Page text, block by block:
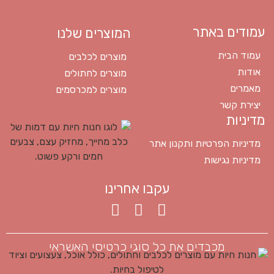
עמודים באתר
עמוד הבית
אודות
מאמרים
יצירת קשר
המוצרים שלנו
מוצרים לכלבים
מוצרים לחתולים
מוצרים למכרסמים
מדיניות
מדיניות הפרטיות ותקנון אתר
מדיניות נגישות
עקבו אחרינו
מכבדים את כל סוגי כרטיסי האשראי